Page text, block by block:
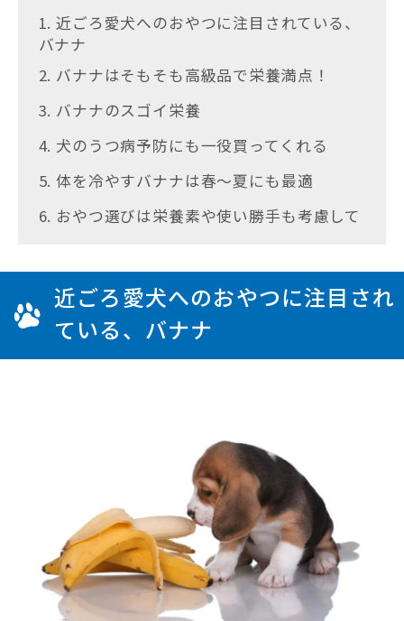
1. 近ごろ愛犬へのおやつに注目されている、
バナナ
2. バナナはそもそも高級品で栄養満点！
3. バナナのスゴイ栄養
4. 犬のうつ病予防にも一役買ってくれる
5. 体を冷やすバナナは春～夏にも最適
6. おやつ選びは栄養素や使い勝手も考慮して
近ごろ愛犬へのおやつに注目され
ている、バナナ